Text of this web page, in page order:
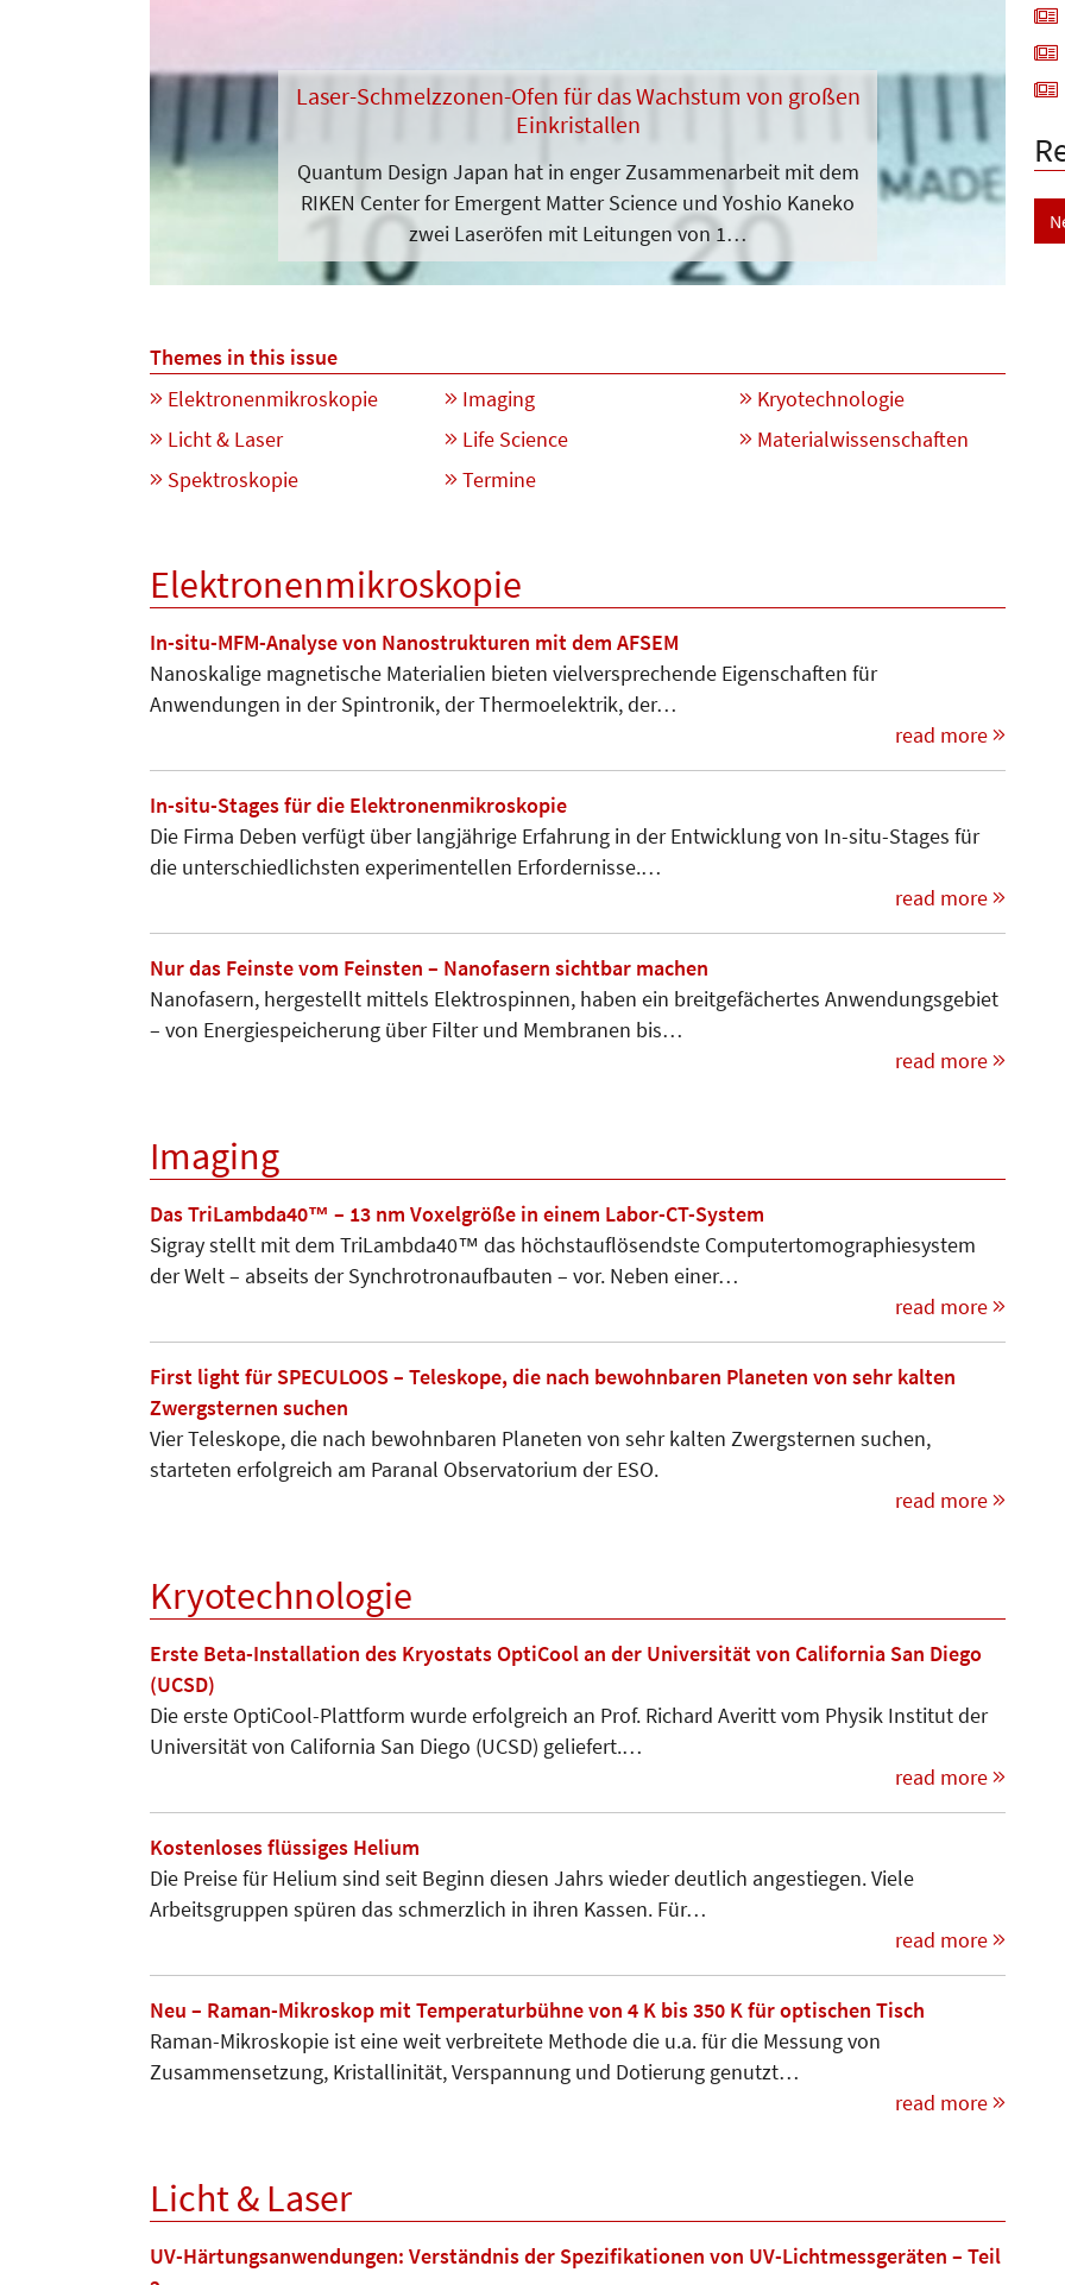
Laser-Schmelzzonen-Ofen für das Wachstum von großen
Einkristallen
Quantum Design Japan hat in enger Zusammenarbeit mit dem
RIKEN Center for Emergent Matter Science und Yoshio Kaneko
zwei Laseröfen mit Leitungen von 1…
Themes in this issue
Elektronenmikroskopie
Imaging
Kryotechnologie
Licht & Laser
Life Science
Materialwissenschaften
Spektroskopie
Termine
Elektronenmikroskopie
In-situ-MFM-Analyse von Nanostrukturen mit dem AFSEM
Nanoskalige magnetische Materialien bieten vielversprechende Eigenschaf­ten für
Anwendungen in der Spintro­nik, der Thermoelektrik, der…
read more
In-situ-Stages für die Elektronenmikroskopie
Die Firma Deben verfügt über langjährige Erfahrung in der Entwicklung von In-situ-Stages für
die unterschied­lichsten experimentellen Erfor­dernis­se.…
read more
Nur das Feinste vom Feinsten – Nanofasern sichtbar machen
Nanofasern, hergestellt mittels Elektrospinnen, haben ein breitgefächertes Anwendungsgebiet
– von Energie­speicherung über Filter und Membranen bis…
read more
Imaging
Das TriLambda40™ – 13 nm Voxelgröße in einem Labor-CT-System
Sigray stellt mit dem TriLambda40™ das höchstauflösendste Computer­tomographiesystem
der Welt – abseits der Synchrotronaufbauten – vor. Neben einer…
read more
First light für SPECULOOS – Teleskope, die nach bewohnbaren Planeten von sehr kalten
Zwergsternen suchen
Vier Teleskope, die nach bewohnbaren Planeten von sehr kalten Zwergsternen suchen,
starteten erfolgreich am Paranal Observatorium der ESO.
read more
Kryotechnologie
Erste Beta-Installation des Kryostats OptiCool an der Universität von California San Diego
(UCSD)
Die erste OptiCool-Plattform wurde erfolgreich an Prof. Richard Averitt vom Physik Institut der
Universität von California San Diego (UCSD) geliefert.…
read more
Kostenloses flüssiges Helium
Die Preise für Helium sind seit Beginn diesen Jahrs wieder deutlich angestiegen. Viele
Arbeitsgruppen spüren das schmerzlich in ihren Kassen. Für…
read more
Neu – Raman-Mikroskop mit Temperaturbühne von 4 K bis 350 K für optischen Tisch
Raman-Mikroskopie ist eine weit verbreitete Methode die u.a. für die Mes­sung von
Zusammensetzung, Kristal­linität, Verspannung und Dotie­rung genutzt…
read more
Licht & Laser
UV-Härtungsanwendungen: Verständnis der Spezifikationen von UV-Lichtmessgeräten – Teil